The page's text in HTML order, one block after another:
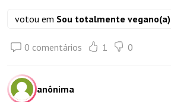
votou em Sou totalmente vegano(a)
0 comentários 1 0
anônima